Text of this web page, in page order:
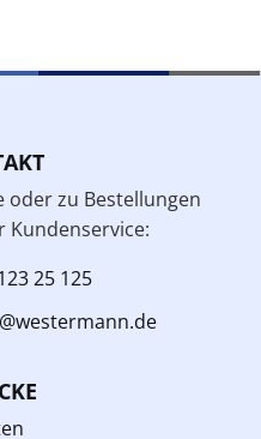
oder zu Bestellungen
25 125